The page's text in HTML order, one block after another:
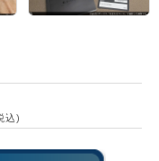
込)